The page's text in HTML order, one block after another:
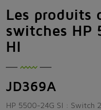
Les produits
switches HP
HI
JD369A
HP 5500-24G SI : Switch